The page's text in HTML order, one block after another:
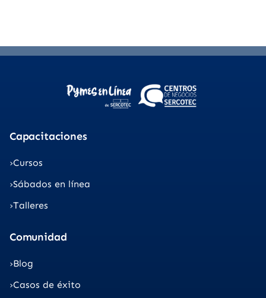
Capacitaciones
Cursos
Sábados en línea
Talleres
Comunidad
Blog
Casos de éxito